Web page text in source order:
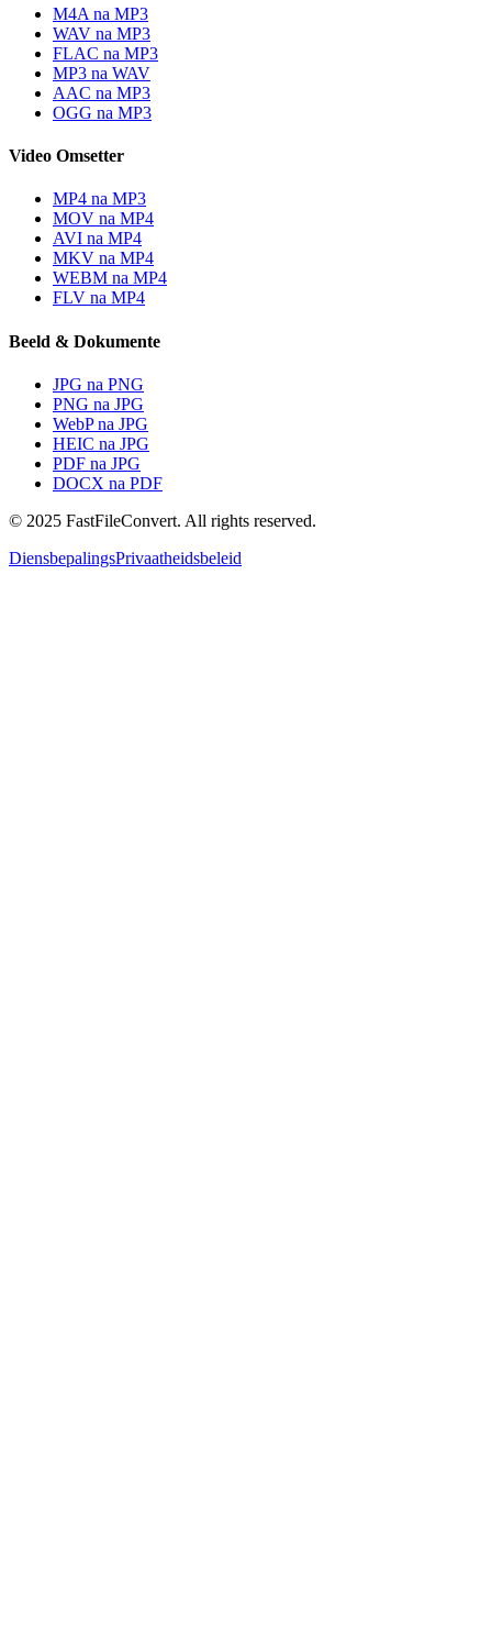
M4A na MP3
WAV na MP3
FLAC na MP3
MP3 na WAV
AAC na MP3
OGG na MP3
Video Omsetter
MP4 na MP3
MOV na MP4
AVI na MP4
MKV na MP4
WEBM na MP4
FLV na MP4
Beeld & Dokumente
JPG na PNG
PNG na JPG
WebP na JPG
HEIC na JPG
PDF na JPG
DOCX na PDF
© 2025 FastFileConvert. All rights reserved.
DiensbepalingsPrivaatheidsbeleid